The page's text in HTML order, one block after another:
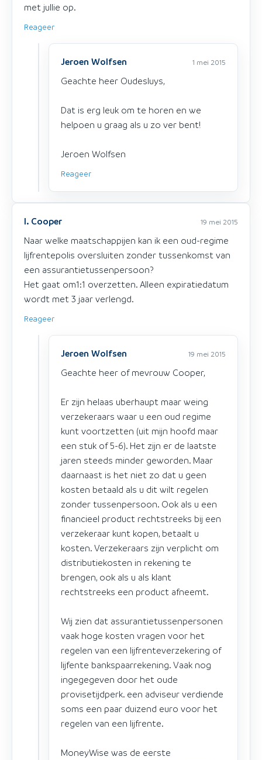
met jullie op.
Reageer
Jeroen Wolfsen 1 mei 2015
Geachte heer Oudesluys,
Dat is erg leuk om te horen en we
helpoen u graag als u zo ver bent!
Jeroen Wolfsen
Reageer
I. Cooper 19 mei 2015
Naar welke maatschappijen kan ik een oud-regime
lijfrentepolis oversluiten zonder tussenkomst van
een assurantietussenpersoon?
Het gaat om1:1 overzetten. Alleen expiratiedatum
wordt met 3 jaar verlengd.
Reageer
Jeroen Wolfsen 19 mei 2015
Geachte heer of mevrouw Cooper,
Er zijn helaas uberhaupt maar weing
verzekeraars waar u een oud regime
kunt voortzetten (uit mijn hoofd maar
een stuk of 5-6). Het zijn er de laatste
jaren steeds minder geworden. Maar
daarnaast is het niet zo dat u geen
kosten betaald als u dit wilt regelen
zonder tussenpersoon. Ook als u een
financieel product rechtstreeks bij een
verzekeraar kunt kopen, betaalt u
kosten. Verzekeraars zijn verplicht om
distributiekosten in rekening te
brengen, ook als u als klant
rechtstreeks een product afneemt.
Wij zien dat assurantietussenpersonen
vaak hoge kosten vragen voor het
regelen van een lijfrenteverzekering of
lijfente bankspaarrekening. Vaak nog
ingegegeven door het oude
provisetijdperk. een adviseur verdiende
soms een paar duizend euro voor het
regelen van een lijfrente.
MoneyWise was de eerste